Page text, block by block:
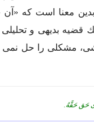
معنا است كه «آن
یك قضیه بدیهى و
مشكلى را حل نمى